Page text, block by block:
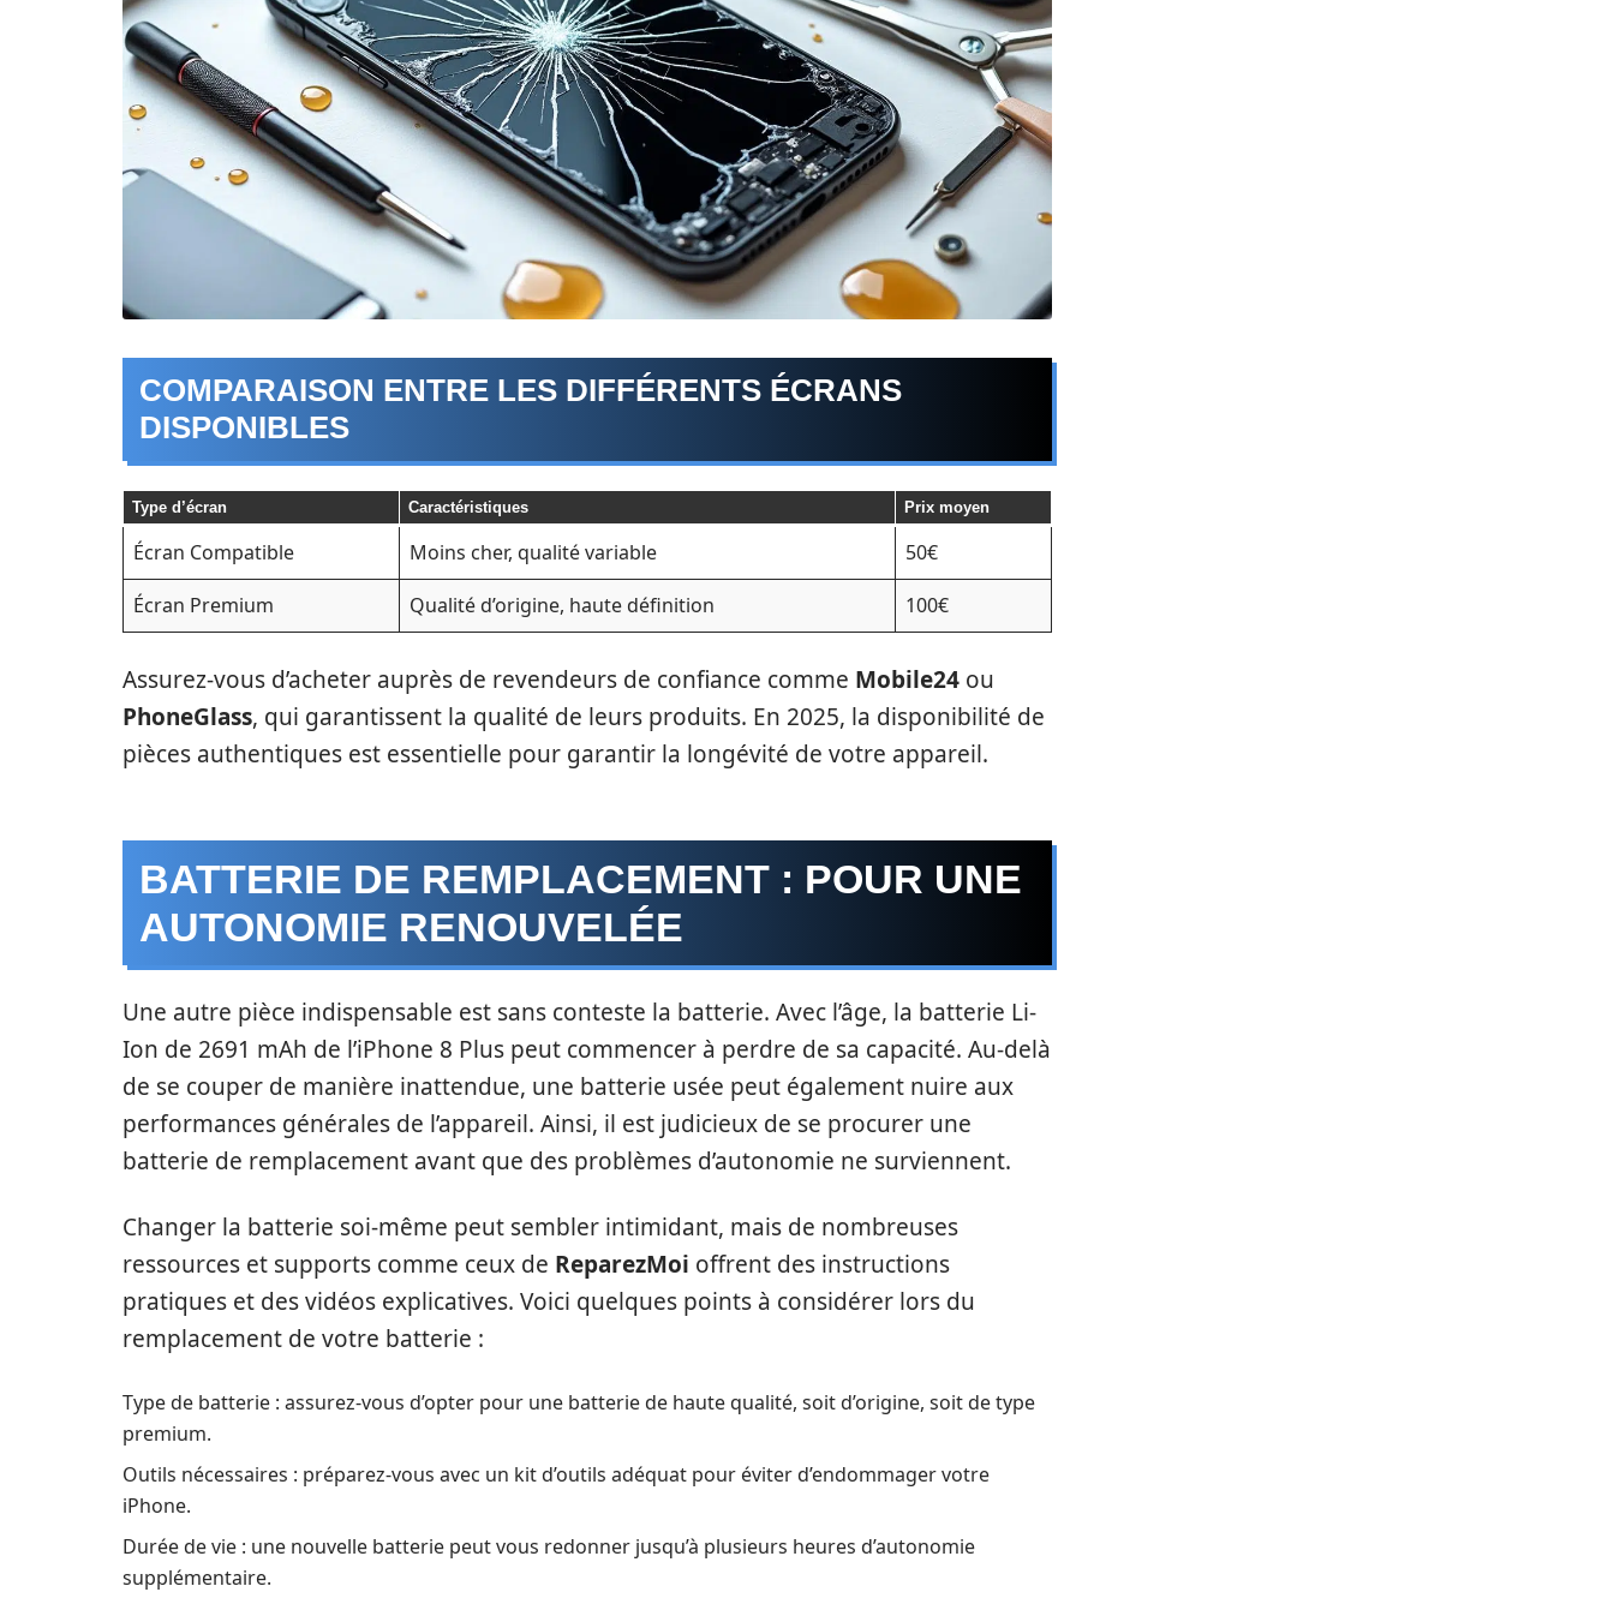
COMPARAISON ENTRE LES DIFFÉRENTS ÉCRANS
DISPONIBLES
Type d’écran Caractéristiques Prix moyen
Écran Compatible Moins cher, qualité variable
50€
Écran Premium
Qualité d’origine, haute définition 100€
Assurez-vous d’acheter auprès de revendeurs de confiance comme Mobile24 ou
PhoneGlass, qui garantissent la qualité de leurs produits. En 2025, la disponibilité de
pièces authentiques est essentielle pour garantir la longévité de votre appareil.
BATTERIE DE REMPLACEMENT : POUR UNE
AUTONOMIE RENOUVELÉE
Une autre pièce indispensable est sans conteste la batterie. Avec l’âge, la batterie Li-
Ion de 2691 mAh de l’iPhone 8 Plus peut commencer à perdre de sa capacité. Au-delà
de se couper de manière inattendue, une batterie usée peut également nuire aux
performances générales de l’appareil. Ainsi, il est judicieux de se procurer une
batterie de remplacement avant que des problèmes d’autonomie ne surviennent.
Changer la batterie soi-même peut sembler intimidant, mais de nombreuses
ressources et supports comme ceux de ReparezMoi offrent des instructions
pratiques et des vidéos explicatives. Voici quelques points à considérer lors du
remplacement de votre batterie :
Type de batterie : assurez-vous d’opter pour une batterie de haute qualité, soit d’origine, soit de type
premium.
Outils nécessaires : préparez-vous avec un kit d’outils adéquat pour éviter d’endommager votre
iPhone.
Durée de vie : une nouvelle batterie peut vous redonner jusqu’à plusieurs heures d’autonomie
supplémentaire.